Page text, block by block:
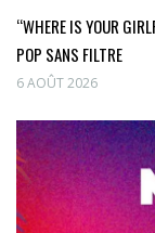
“WHERE IS YOUR
POP SANS FILTRE
6 AOÛT 2026